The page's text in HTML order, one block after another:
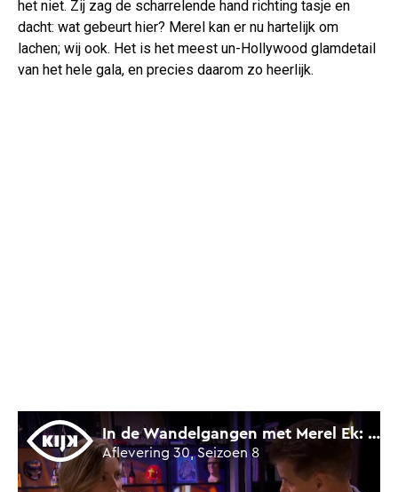
het niet. Zij zag de scharrelende hand richting tasje en
dacht: wat gebeurt hier? Merel kan er nu hartelijk om
lachen; wij ook. Het is het meest un-Hollywood glamdetail
van het hele gala, en precies daarom zo heerlijk.